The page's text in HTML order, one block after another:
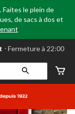
le plein de
de sacs à dos et
⋅ Fermeture à 22:00